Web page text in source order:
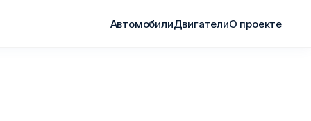
АвтомобилиДвигателиО проекте